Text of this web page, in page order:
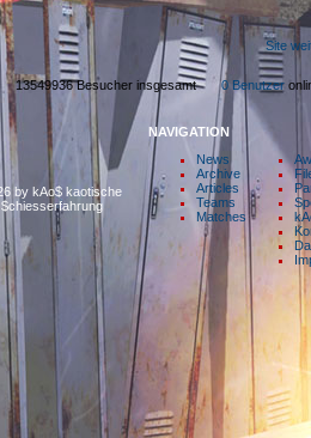
Site
Besucher insgesamt0 Benutzer
by kAo$ kaotische
NAVIGATION
News
Archive
Articles
Teams
Matches